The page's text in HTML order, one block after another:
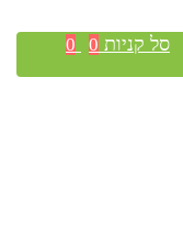
סל קניות 0
0